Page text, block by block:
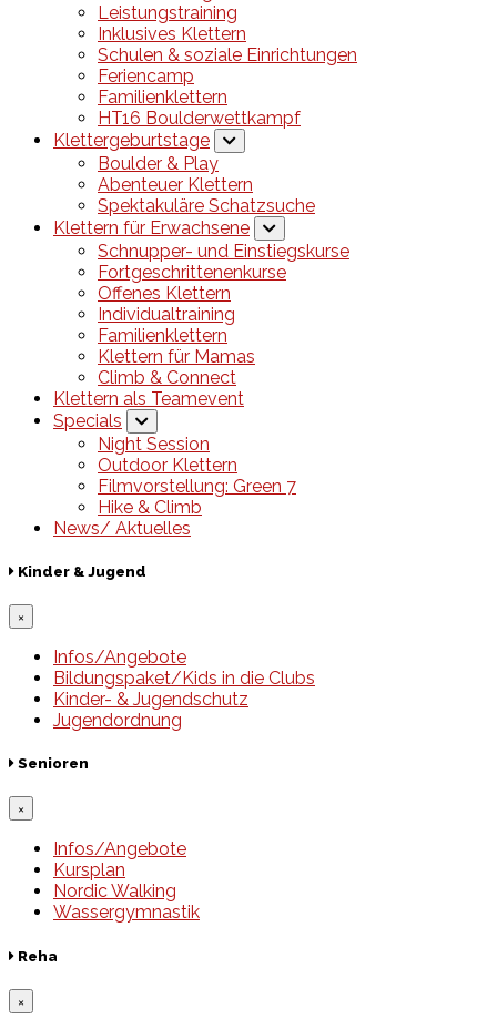
Leistungstraining
Inklusives Klettern
Schulen & soziale Einrichtungen
Feriencamp
Familienklettern
HT16 Boulderwettkampf
Klettergeburtstage
Boulder & Play
Abenteuer Klettern
Spektakuläre Schatzsuche
Klettern für Erwachsene
Schnupper- und Einstiegskurse
Fortgeschrittenenkurse
Offenes Klettern
Individualtraining
Familienklettern
Klettern für Mamas
Climb & Connect
Klettern als Teamevent
Specials
Night Session
Outdoor Klettern
Filmvorstellung: Green 7
Hike & Climb
News/ Aktuelles
Kinder & Jugend
×
Infos/Angebote
Bildungspaket/Kids in die Clubs
Kinder- & Jugendschutz
Jugendordnung
Senioren
×
Infos/Angebote
Kursplan
Nordic Walking
Wassergymnastik
Reha
×